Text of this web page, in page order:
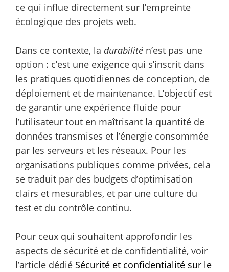
ce qui influe directement sur l’empreinte
écologique des projets web.
Dans ce contexte, la durabilité n’est pas une
option : c’est une exigence qui s’inscrit dans
les pratiques quotidiennes de conception, de
déploiement et de maintenance. L’objectif est
de garantir une expérience fluide pour
l’utilisateur tout en maîtrisant la quantité de
données transmises et l’énergie consommée
par les serveurs et les réseaux. Pour les
organisations publiques comme privées, cela
se traduit par des budgets d’optimisation
clairs et mesurables, et par une culture du
test et du contrôle continu.
Pour ceux qui souhaitent approfondir les
aspects de sécurité et de confidentialité, voir
l’article dédié Sécurité et confidentialité sur le